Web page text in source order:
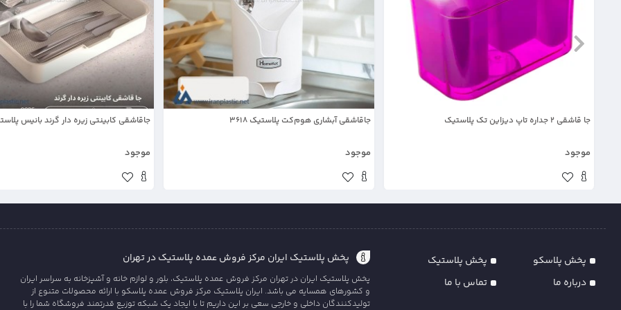
جا قاشقی 2 جداره تاپ دیزاین تک پلاستیک
موجود
جاقاشقی آبشاری هوم‌کت پلاستیک 3618
موجود
جاقاشقی کابینتی زیره دار گرند بانیس
موجود
پخش پلاسکو
پخش پلاستیک
درباره ما
تماس با ما
پخش پلاستیک ایران مرکز فروش عمده پلاستیک در تهران
پخش پلاستیک ایران در تهران مرکز فروش عمده پلاستیک، بلور و لوازم خانه و آشپزخانه به سراسر ایران
و کشورهای همسایه می باشد. ایران پلاستیک مرکز فروش عمده پلاسکو با ارائه محصولات متنوع از
تولیدکنندگان داخلی و خارجی سعی بر این داریم تا با ایجاد یک شبکه توزیع قدرتمند فروشگاه شما را با